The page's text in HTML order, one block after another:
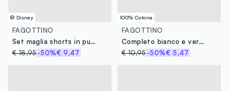
© Disney
FAGOTTINO
Set maglia shorts in puro cotone multicolor da bimbo con Topolino
€ 18,95-50%€ 9,47
100% Cotone
FAGOTTINO
Completo bianco e verde in puro cotone per bimbo regular fit
€ 10,95 -50%€ 5,47